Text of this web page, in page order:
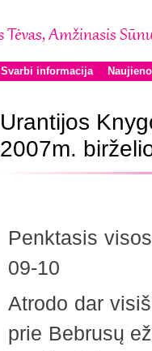
Svarbi informacija
Urantijos
2007m.
Penktasis
09-10
Atrodo dar
prie Bebrusų